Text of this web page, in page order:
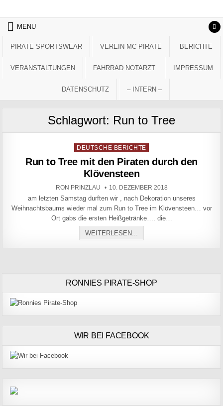
MENU
PIRATE-SPORTSWEAR VEREIN MC PIRATE BERICHTE
VERANSTALTUNGEN FAHRRAD NOTARZT IMPRESSUM
DATENSCHUTZ – INTERN –
Schlagwort: Run to Tree
Posted in
DEUTSCHE BERICHTE
Run to Tree mit den Piraten durch den
Klövensteen
AUTHOR:
RON PRINZLAU PUBLISHED DATE:
10. DEZEMBER 2018
am letzten Samstag durften wir , nach Dekoration unseres
Weihnachtsbaums wieder mal zum Run to Tree im Klövensteen… vor
Ort gabs die ersten Heißgetränke…. die…
WEITERLESEN...
RONNIES PIRATE-SHOP
WIR BEI FACEBOOK